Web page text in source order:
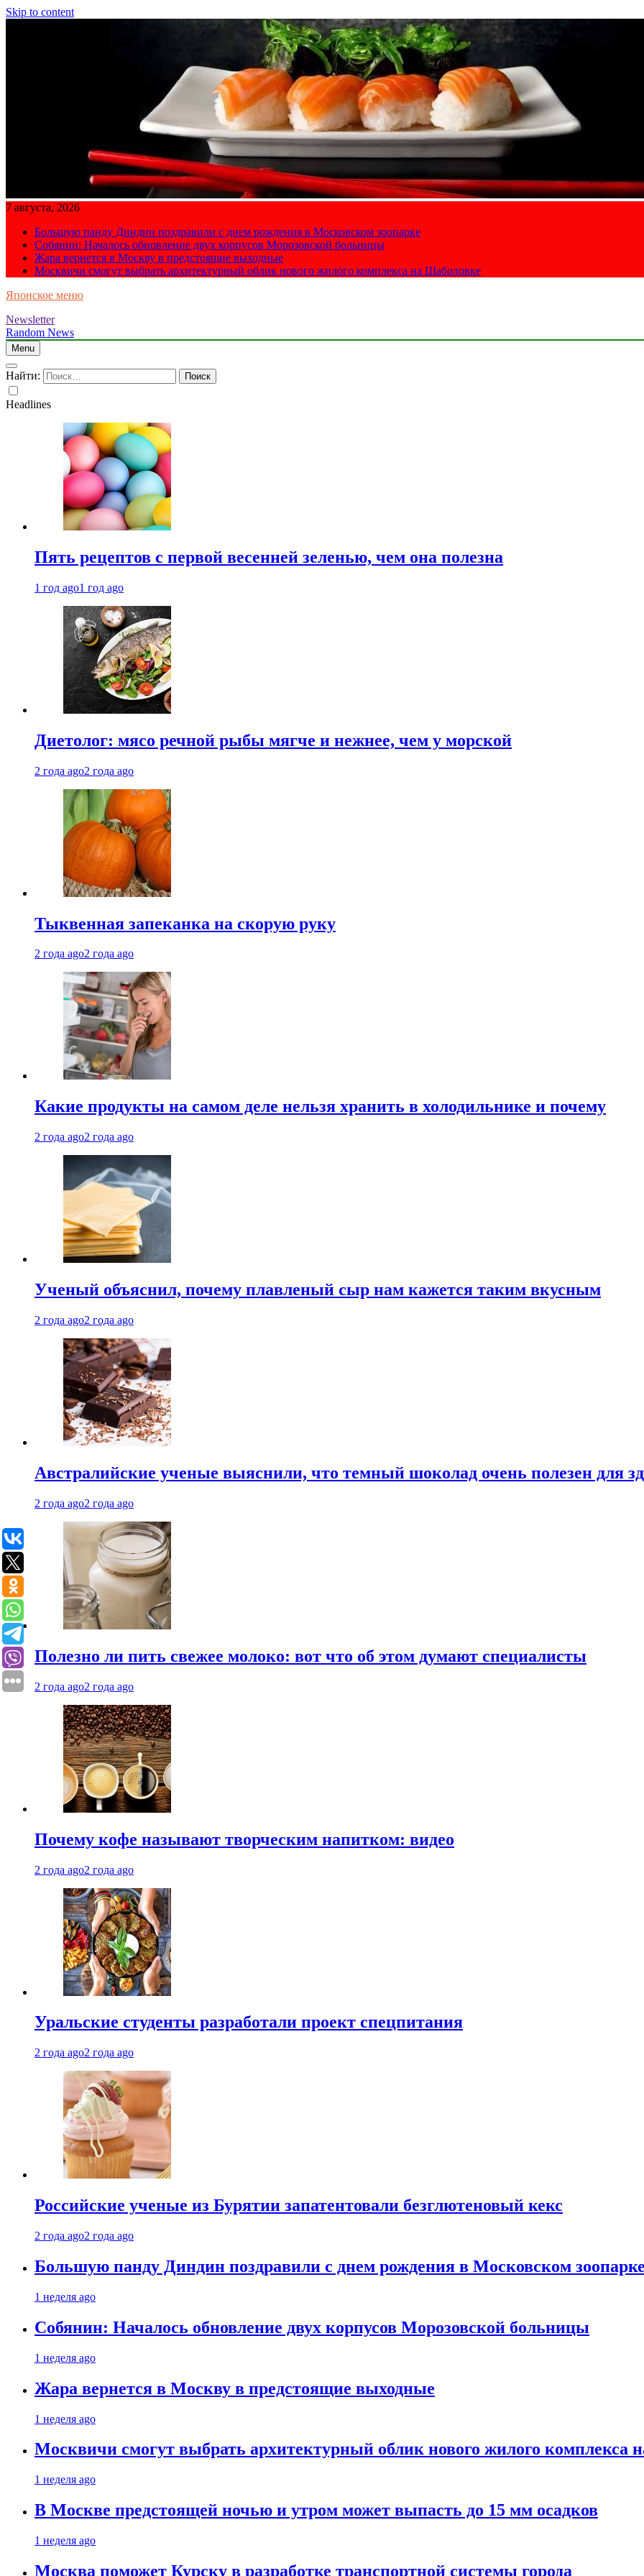
Skip to content
7 августа, 2026
Большую панду Диндин поздравили с днем рождения в Московском зоопарке
Собянин: Началось обновление двух корпусов Морозовской больницы
Жара вернется в Москву в предстоящие выходные
Москвичи смогут выбрать архитектурный облик нового жилого комплекса на Шаболовке
Японское меню
Newsletter
Random News
Menu
Найти:
Headlines
Пять рецептов с первой весенней зеленью, чем она полезна
1 год ago1 год ago
Диетолог: мясо речной рыбы мягче и нежнее, чем у морской
2 года ago2 года ago
Тыквенная запеканка на скорую руку
2 года ago2 года ago
Какие продукты на самом деле нельзя хранить в холодильнике и почему
2 года ago2 года ago
Ученый объяснил, почему плавленый сыр нам кажется таким вкусным
2 года ago2 года ago
Австралийские ученые выяснили, что темный шоколад очень полезен для
2 года ago2 года ago
Полезно ли пить свежее молоко: вот что об этом думают специалисты
2 года ago2 года ago
Почему кофе называют творческим напитком: видео
2 года ago2 года ago
Уральские студенты разработали проект спецпитания
2 года ago2 года ago
Российские ученые из Бурятии запатентовали безглютеновый кекс
2 года ago2 года ago
Большую панду Диндин поздравили с днем рождения в Московском зоопарке
1 неделя ago
Собянин: Началось обновление двух корпусов Морозовской больницы
1 неделя ago
Жара вернется в Москву в предстоящие выходные
1 неделя ago
Москвичи смогут выбрать архитектурный облик нового жилого комплекса
1 неделя ago
В Москве предстоящей ночью и утром может выпасть до 15 мм осадков
1 неделя ago
Москва поможет Курску в разработке транспортной системы города